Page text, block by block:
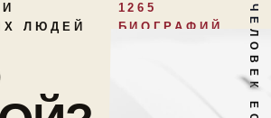
ЛЮДЕЙ
1265
БИОГРАФИЙ